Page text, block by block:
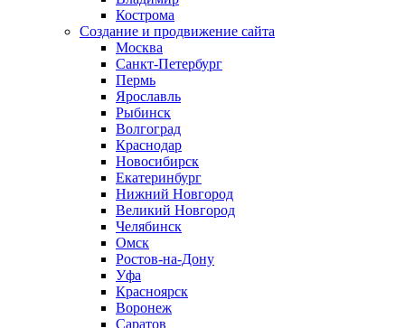
Кострома
Создание и продвижение сайта
Москва
Санкт-Петербург
Пермь
Ярославль
Рыбинск
Волгоград
Краснодар
Новосибирск
Екатеринбург
Нижний Новгород
Великий Новгород
Челябинск
Омск
Ростов-на-Дону
Уфа
Красноярск
Воронеж
Саратов